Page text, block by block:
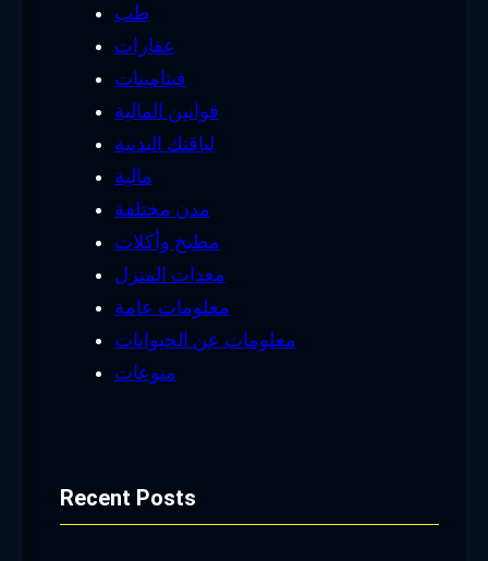
طب
عقارات
فيتامينات
قوانين المالية
لياقتك البدنية
مالية
مدن مختلفة
مطبخ وأكلات
معدات المنزل
معلومات عامة
معلومات عن الحيوانات
منوعات
Recent Posts